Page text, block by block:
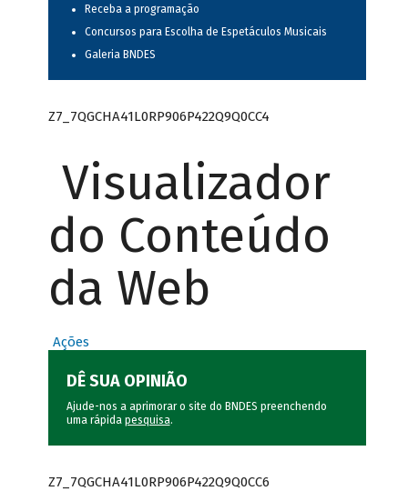
Receba a programação
Concursos para Escolha de Espetáculos Musicais
Galeria BNDES
Z7_7QGCHA41L0RP906P422Q9Q0CC4
Visualizador
do Conteúdo
da Web
Ações
DÊ SUA OPINIÃO
Ajude-nos a aprimorar o site do BNDES preenchendo
uma rápida pesquisa.
Z7_7QGCHA41L0RP906P422Q9Q0CC6